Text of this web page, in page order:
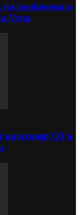
сообщения о
Vesta
Q3 в